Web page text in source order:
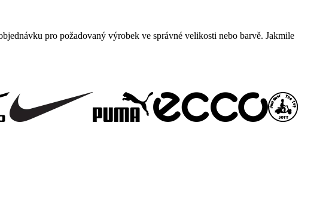
pro požadovaný výrobek ve správné velikosti nebo barvě. Jakmile